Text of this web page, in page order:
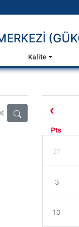
Kalite
Pts
27
3
10